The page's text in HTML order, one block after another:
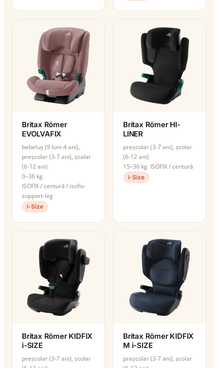
Britax Römer
EVOLVAFIX
bebeluș (9 luni-4 ani),
preșcolar (3-7 ani), școlar
(6-12 ani)
0–36 kg
ISOFIX / centură / isofix-
support-leg
i-Size
Britax Römer HI-
LINER
preșcolar (3-7 ani), școlar
(6-12 ani)
15–36 kg ISOFIX / centură
i-Size
Britax Römer KIDFIX
i-SIZE
preșcolar (3-7 ani), școlar
Britax Römer KIDFIX
M i-SIZE
preșcolar (3-7 ani), școlar